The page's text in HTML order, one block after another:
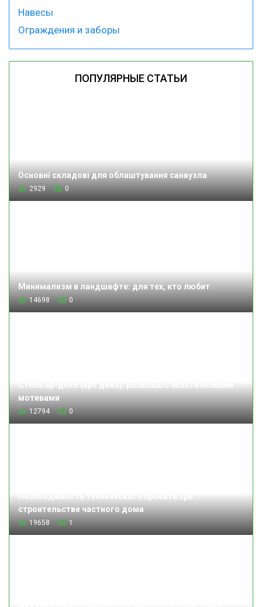
Навесы
Ограждения и заборы
ПОПУЛЯРНЫЕ СТАТЬИ
Основні складові для облаштування санвузла
2929 0
Минимализм в ландшафте: для тех, кто любит
14698 0
мотивами
12794 0
строительстве частного дома
19658 1